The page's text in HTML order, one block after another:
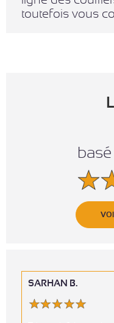
toutefois vous
SARHAN B.